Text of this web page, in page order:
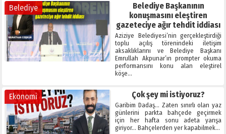
Belediye
Belediye Başkanının
konuşmasını eleştiren
gazeteciye ağır tehdit iddiası
Aziziye Belediyesi’nin gerçekleştirdiği
toplu açılış törenindeki iletişim
aksaklıklarını ve Belediye Başkanı
Emrullah Akpunar’ın prompter okuma
performansını konu alan eleştirel
köşe…
Ekonomi Çok şey mi istiyoruz?
Garibim Dadaş… Zaten sınırlı olan yaz
günlerini parkta bahçede geçirmek
için her hafta sonu adeta yarışa
giriyor… Bahçelerden yer kapabilmek…